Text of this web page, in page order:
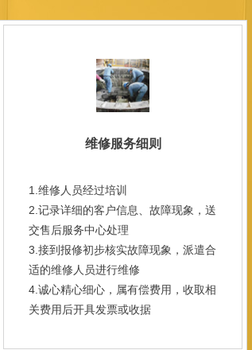
维修服务细则
1.维修人员经过培训
2.记录详细的客户信息、故障现象，送
交售后服务中心处理
3.接到报修初步核实故障现象，派遣合
适的维修人员进行维修
4.诚心精心细心，属有偿费用，收取相
关费用后开具发票或收据